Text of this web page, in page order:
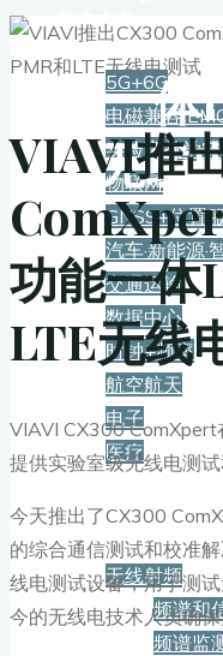
解决方案
5G+6G
电磁兼容
实验室教学
物联网
GNSS+位置
汽车·新能源·
交通运输
数据中心
时钟+频率
航空航天
电子
医疗
产品
无线射频
频谱和
频谱监
功能一
LTE无线
VIAVI推
功能一体
LTE无线
VIAVI CX300
提供实验室级无线电测
今天推出了CX300
的综合通信测试和校准
线电测试设备，用于测
今的无线电技术人员确保